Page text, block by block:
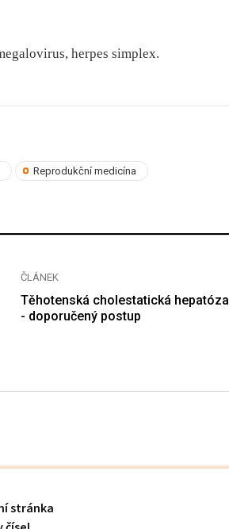
herpes simplex.
Reprodukční medicína
ČLÁNEK
Těhotenská cholestatická hepatóza
- doporučený postup
stránka